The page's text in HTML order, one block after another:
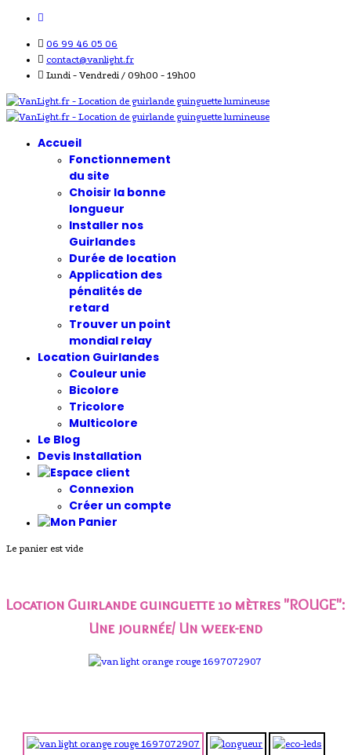
06 99 46 05 06
contact@vanlight.fr
Lundi - Vendredi / 09h00 - 19h00
Accueil
Fonctionnement
du site
Choisir la bonne
longueur
Installer nos
Guirlandes
Durée de location
Application des
pénalités de
retard
Trouver un point
mondial relay
Location Guirlandes
Couleur unie
Bicolore
Tricolore
Multicolore
Le Blog
Devis Installation
Connexion
Créer un compte
Le panier est vide
Location Guirlande guinguette 10 mètres "ROUGE":
Une journée/ Un week-end